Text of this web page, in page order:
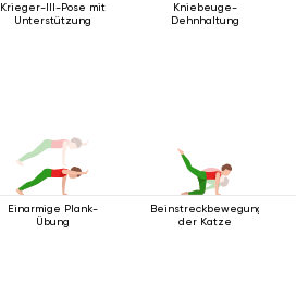
Krieger-III-Pose mit
Unterstützung
Kniebeuge-
Dehnhaltung
Einarmige Plank-
Übung
Beinstreckbewegung
der Katze